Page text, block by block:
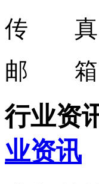
传 真：
邮 箱：
行业资
业资讯